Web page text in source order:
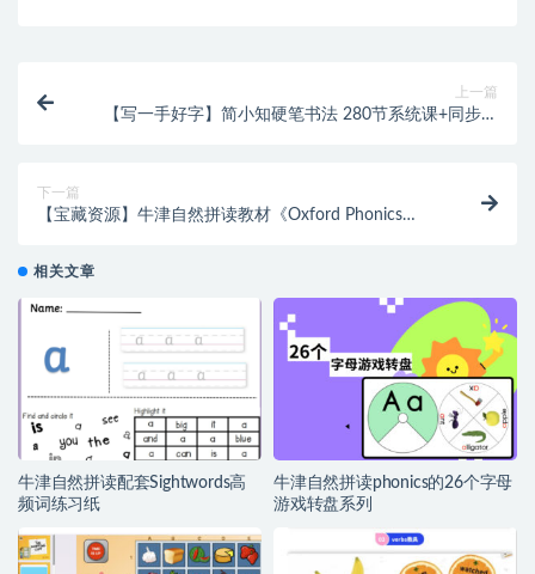
上一篇
【写一手好字】简小知硬笔书法 ​280节系统课+同步字
下一篇
【宝藏资源】牛津自然拼读教材《Oxford Phonics
相关文章
牛津自然拼读配套Sightwords高
频词练习纸
牛津自然拼读phonics的26个字母
游戏转盘系列